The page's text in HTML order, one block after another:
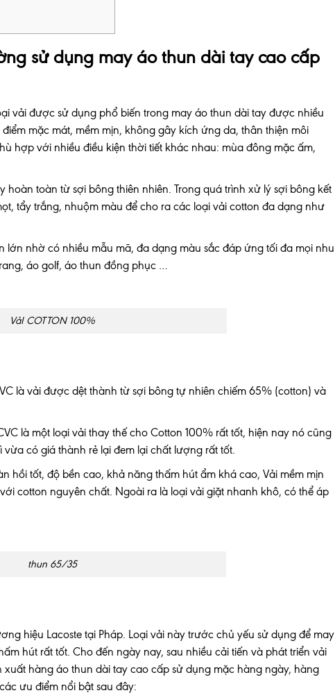
sử dụng may áo thun dài tay cao cấp
vải được sử dụng phổ biến trong may áo thun dài tay được nhiều
mặc mát, mềm mịn, không gây kích ứng da, thân thiện môi
hợp với nhiều điều kiện thời tiết khác nhau: mùa đông mặc ấm,
hoàn toàn từ sợi bông thiên nhiên. Trong quá trình xử lý sợi bông kết
tẩy trắng, nhuộm màu để cho ra các loại vải cotton đa dạng như
lớn nhờ có nhiều mẫu mã, đa dạng màu sắc đáp ứng tối đa mọi nhu
áo golf, áo thun đồng phục …
VảI COTTON 100%
là vải được dệt thành từ sợi bông tự nhiên chiếm 65% (cotton) và
là một loại vải thay thế cho Cotton 100% rất tốt, hiện nay nó cũng
có giá thành rẻ lại đem lại chất lượng rất tốt.
hồi tốt, độ bền cao, khả năng thấm hút ẩm khá cao, Vải mềm mịn
cotton nguyên chất. Ngoài ra là loại vải giặt nhanh khô, có thể áp
thun 65/35
hiệu Lacoste tại Pháp. Loại vải này trước chủ yếu sử dụng để may
hút rất tốt. Cho đến ngày nay, sau nhiều cải tiến và phát triển vải
hàng áo thun dài tay cao cấp sử dụng mặc hàng ngày, hàng
ưu điểm nổi bật sau đây: